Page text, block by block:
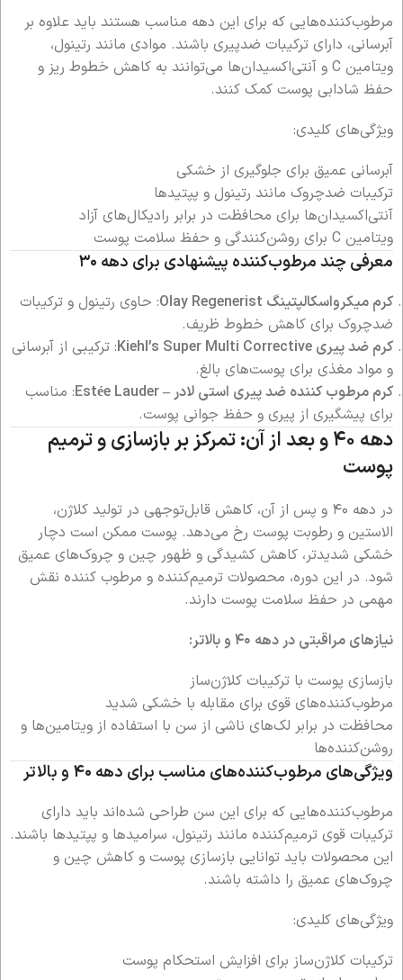
مرطوب‌کننده‌هایی که برای این دهه مناسب هستند باید علاوه بر
آبرسانی، دارای ترکیبات ضدپیری باشند. موادی مانند رتینول،
ویتامین C و آنتی‌اکسیدان‌ها می‌توانند به کاهش خطوط ریز و
حفظ شادابی پوست کمک کنند.
ویژگی‌های کلیدی:
آبرسانی عمیق برای جلوگیری از خشکی
ترکیبات ضدچروک مانند رتینول و پپتیدها
آنتی‌اکسیدان‌ها برای محافظت در برابر رادیکال‌های آزاد
ویتامین C برای روشن‌کنندگی و حفظ سلامت پوست
معرفی چند مرطوب‌کننده پیشنهادی برای دهه ۳۰
کرم میکرواسکالپتینگ Olay Regenerist
: حاوی رتینول و ترکیبات
ضدچروک برای کاهش خطوط ظریف.
کرم ضد پیری Kiehl’s Super Multi Corrective
: ترکیبی از آبرسانی
و مواد مغذی برای پوست‌های بالغ.
کرم مرطوب کننده ضد پیری استی لادر – Estée Lauder
: مناسب
برای پیشگیری از پیری و حفظ جوانی پوست.
دهه ۴۰ و بعد از آن: تمرکز بر بازسازی و ترمیم
پوست
در دهه ۴۰ و پس از آن، کاهش قابل‌توجهی در تولید کلاژن،
الاستین و رطوبت پوست رخ می‌دهد. پوست ممکن است دچار
خشکی شدیدتر، کاهش کشیدگی و ظهور چین و چروک‌های عمیق
شود. در این دوره، محصولات ترمیم‌کننده و مرطوب کننده نقش
مهمی در حفظ سلامت پوست دارند.
نیازهای مراقبتی در دهه ۴۰ و بالاتر:
بازسازی پوست با ترکیبات کلاژن‌ساز
مرطوب‌کننده‌های قوی برای مقابله با خشکی شدید
محافظت در برابر لک‌های ناشی از سن با استفاده از ویتامین‌ها و
روشن‌کننده‌ها
ویژگی‌های مرطوب‌کننده‌های مناسب برای دهه ۴۰ و بالاتر
مرطوب‌کننده‌هایی که برای این سن طراحی شده‌اند باید دارای
ترکیبات قوی ترمیم‌کننده مانند رتینول، سرامیدها و پپتیدها باشند.
این محصولات باید توانایی بازسازی پوست و کاهش چین و
چروک‌های عمیق را داشته باشند.
ویژگی‌های کلیدی:
ترکیبات کلاژن‌ساز برای افزایش استحکام پوست